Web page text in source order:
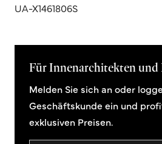
UA-X1461806S
Für Innenarchitekten
Melden Sie sich an oder
Geschäftskunde ein und
exklusiven Preisen.